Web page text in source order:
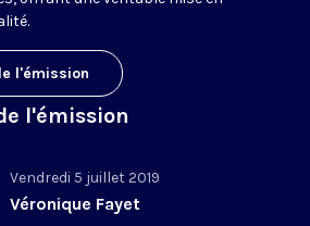
l'émission
l'émission
Vendredi 5 juillet 2019
Véronique Fayet